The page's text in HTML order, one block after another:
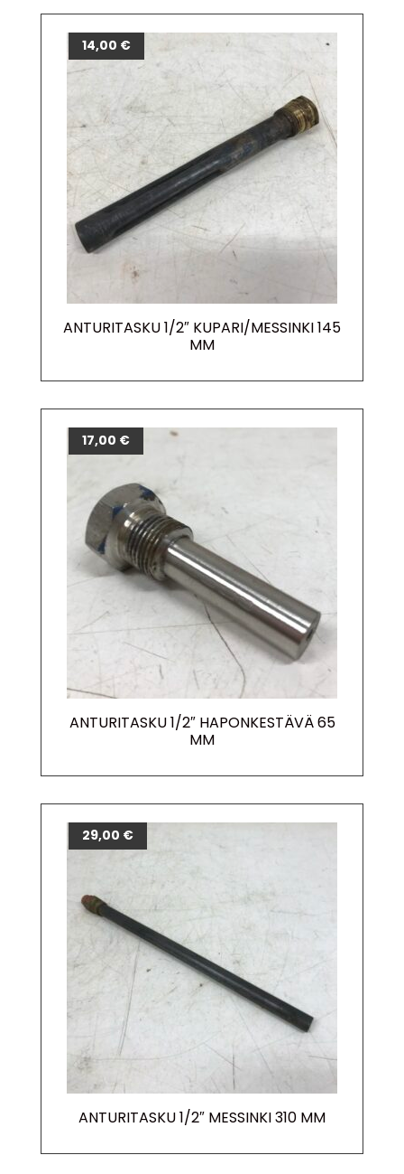
ANTURITASKU 1/2″ KUPARI/MESSINKI 145
MM
14,00 €
ANTURITASKU 1/2″ HAPONKESTÄVÄ 65
MM
17,00 €
ANTURITASKU 1/2″ MESSINKI 310 MM
29,00 €